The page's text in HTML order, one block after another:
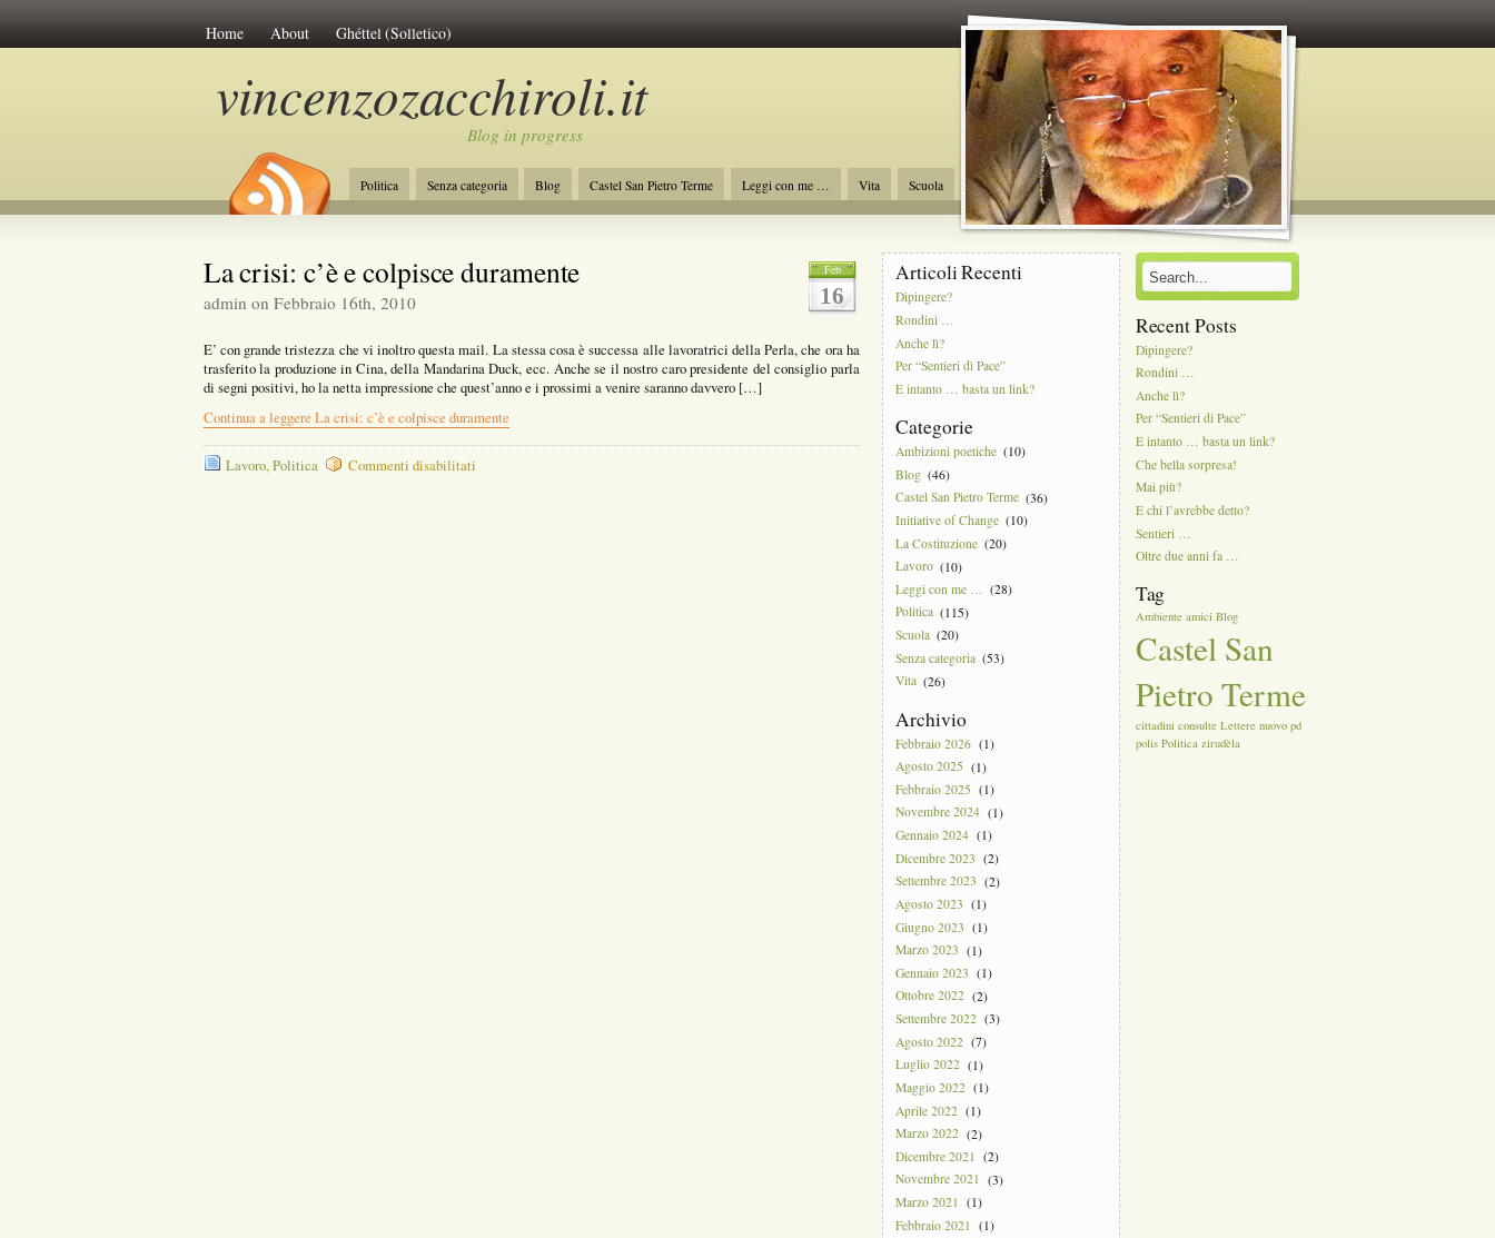
Home About Ghéttel (Solletico)
vincenzozacchiroli.it
Blog in progress
Politica Senza categoria Blog Castel San Pietro Terme Leggi con me … Vita
Scuola
La Costituzione
Lavoro Initiative of Change Ambizioni poetiche
Feb
16
La crisi: c’è e colpisce duramente
admin on Febbraio 16th, 2010
E’ con grande tristezza che vi inoltro questa mail. La stessa cosa è successa alle lavoratrici della Perla, che ora ha
trasferito la produzione in Cina, della Mandarina Duck, ecc. Anche se il nostro caro presidente del consiglio parla
di segni positivi, ho la netta impressione che quest’anno e i prossimi a venire saranno davvero […]
Continua a leggere La crisi: c’è e colpisce duramente
Lavoro,Politica Commenti disabilitatisu
Articoli Recenti
Dipingere?
Rondini …
Anche lì?
Per “Sentieri di Pace”
E intanto … basta un link?
Categorie
Ambizioni poetiche (10)
Blog (46)
Castel San Pietro Terme (36)
Initiative of Change (10)
La Costituzione (20)
Lavoro (10)
Leggi con me … (28)
Politica (115)
Scuola (20)
Senza categoria (53)
Vita (26)
Archivio
Febbraio 2026 (1)
Agosto 2025 (1)
Febbraio 2025 (1)
Novembre 2024 (1)
Gennaio 2024 (1)
Dicembre 2023 (2)
Settembre 2023 (2)
Agosto 2023 (1)
Giugno 2023 (1)
Marzo 2023 (1)
Gennaio 2023 (1)
Ottobre 2022 (2)
Settembre 2022 (3)
Agosto 2022 (7)
Luglio 2022 (1)
Maggio 2022 (1)
Aprile 2022 (1)
Marzo 2022 (2)
Dicembre 2021 (2)
Novembre 2021 (3)
Marzo 2021 (1)
Febbraio 2021 (1)
Recent Posts
Dipingere?
Rondini …
Anche lì?
Per “Sentieri di Pace”
E intanto … basta un link?
Che bella sorpresa!
Mai più?
E chi l’avrebbe detto?
Sentieri …
Oltre due anni fa …
Tag
Ambiente amici Blog
Castel San
Pietro Terme
cittadini consulte Lettere nuovo pd
polis Politica zirudèla